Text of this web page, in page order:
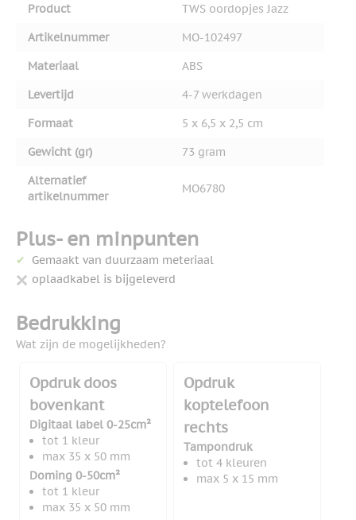
Product
TWS oordopjes Jazz
Artikelnummer
MO-102497
Materiaal
ABS
Levertijd
4-7 werkdagen
Formaat
5 x 6,5 x 2,5 cm
Gewicht (gr)
73 gram
Alternatief
artikelnummer
MO6780
Plus- en minpunten
Gemaakt van duurzaam meteriaal
oplaadkabel is bijgeleverd
Bedrukking
Wat zijn de mogelijkheden?
Opdruk doos
bovenkant
Digitaal label 0-25cm²
tot 1 kleur
max 35 x 50 mm
Doming 0-50cm²
tot 1 kleur
max 35 x 50 mm
Opdruk
koptelefoon
rechts
Tampondruk
tot 4 kleuren
max 5 x 15 mm